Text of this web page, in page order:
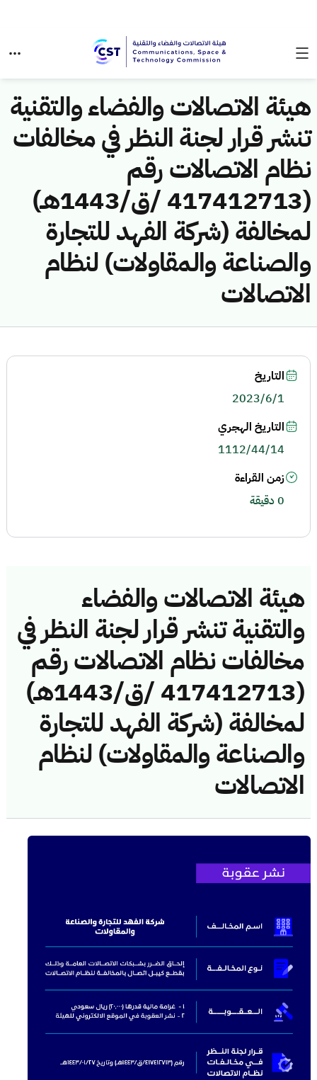
هيئة الاتصالات والفضاء والتقنية
تنشر قرار لجنة النظر في مخالفات
نظام الاتصالات رقم
(417412713 /ق/1443هـ)
لمخالفة (شركة الفهد للتجارة
والصناعة والمقاولات) لنظام
الاتصالات
هيئة الاتصالات والفضاء
والتقنية تنشر قرار لجنة النظر في
مخالفات نظام الاتصالات رقم
(417412713 /ق/1443هـ)
لمخالفة (شركة الفهد للتجارة
والصناعة والمقاولات) لنظام
الاتصالات
التاريخ
2023/6/1
التاريخ الهجري
1112/44/14
زمن القراءة
0 دقيقة